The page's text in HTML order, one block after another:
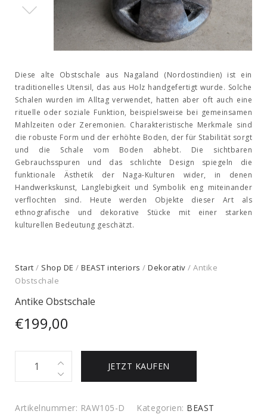
Diese alte Obstschale aus Nagaland (Nordostindien) ist ein
traditionelles Utensil, das aus Holz handgefertigt wurde. Solche
Schalen wurden im Alltag verwendet, hatten aber oft auch eine
rituelle oder soziale Funktion, beispielsweise bei gemeinsamen
Mahlzeiten oder Zeremonien. Charakteristische Merkmale sind
die robuste Form und der erhöhte Boden, der für Stabilität sorgt
und die Schale vom Boden abhebt. Die sichtbaren
Gebrauchsspuren und das schlichte Design spiegeln die
funktionale Ästhetik der Naga-Kulturen wider, in denen
Handwerkskunst, Langlebigkeit und Symbolik eng miteinander
verflochten sind. Heute werden Objekte dieser Art als
ethnografische und dekorative Stücke mit einer starken
kulturellen Bedeutung geschätzt.
Start / Shop DE / BEAST interiors / Dekorativ / Antike
Obstschale
Antike Obstschale
€199,00
Obstschale
JETZT KAUFEN
Artikelnummer: RAW105-D Kategorien: BEAST